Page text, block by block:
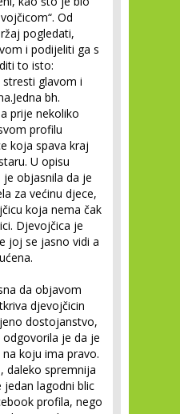
Od
pogledati,
i podijeliti ga s
to isto:
glavom i
bh.
prije nekoliko
profilu
koja spava kraj
U opisu
objasnila da je
za većinu djece,
koja nema čak
Djevojčica je
joj se jasno vidi a
da objavom
djevojčicin
dostojanstvo,
je da je
koju ima pravo.
daleko spremnija
lagodni blic
profila, nego